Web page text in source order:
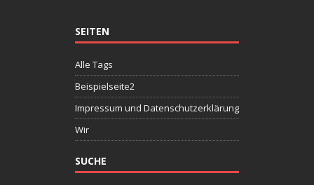
SEITEN
Alle Tags
Beispielseite2
Impressum und Datenschutzerklärung
Wir
SUCHE